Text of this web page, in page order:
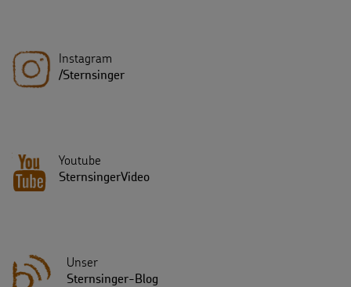
Instagram
/Sternsinger
Youtube
SternsingerVideo
Unser
Sternsinger-Blog